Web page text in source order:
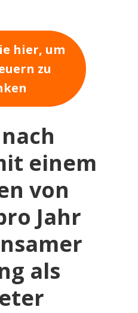
hier, um
zu
einem
von
Jahr
als